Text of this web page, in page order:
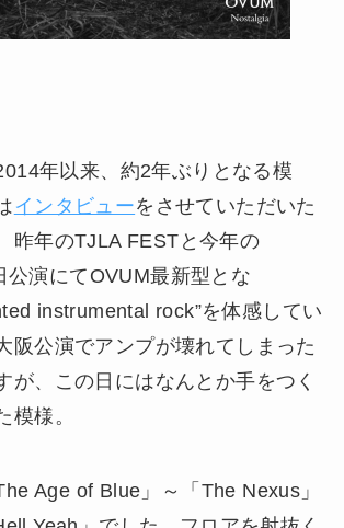
年以来、約2年ぶりとなる模
インタビューをさせていただいた
昨年のTJLA FESTと今年の
公演にてOVUM最新型とな
instrumental rock”を体感してい
阪公演でアンプが壊れてしまった
が、この日にはなんとか手をつく
模様。
Age of Blue」～「The Nexus」